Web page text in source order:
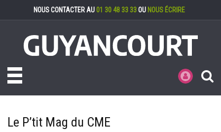
NOUS CONTACTER AU 01 30 48 33 33OU NOUS ÉCRIRE
Toggle navigation MES
Le P’tit Mag du CME